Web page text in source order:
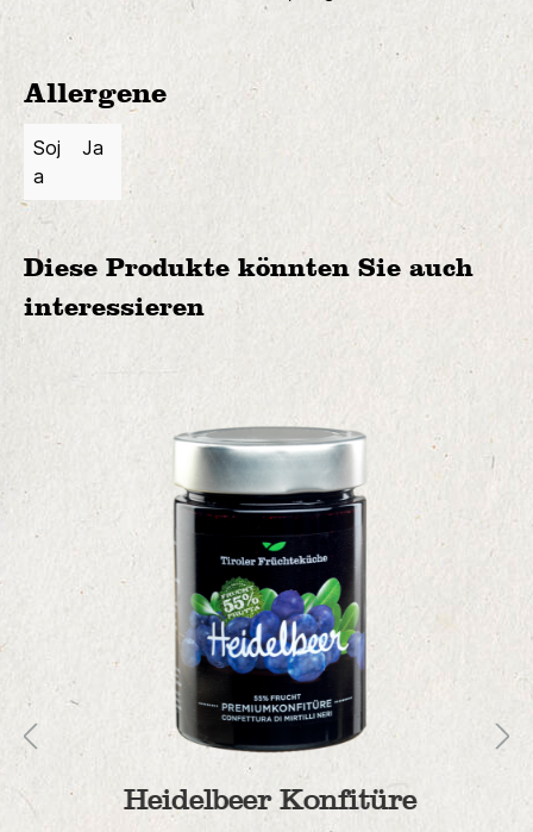
Allergene
Soj
a
Ja
Diese Produkte könnten Sie auch
interessieren
Heidelbeer Konfitüre